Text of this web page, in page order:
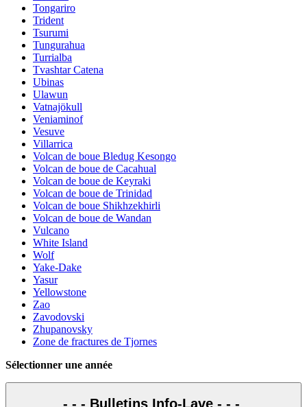
Tongariro
Trident
Tsurumi
Tungurahua
Turrialba
Tvashtar Catena
Ubinas
Ulawun
Vatnajökull
Veniaminof
Vesuve
Villarrica
Volcan de boue Bledug Kesongo
Volcan de boue de Cacahual
Volcan de boue de Keyraki
Volcan de boue de Trinidad
Volcan de boue Shikhzekhirli
Volcan de boue de Wandan
Vulcano
White Island
Wolf
Yake-Dake
Yasur
Yellowstone
Zao
Zavodovski
Zhupanovsky
Zone de fractures de Tjornes
Sélectionner une année
- - - Bulletins Info-Lave - - -